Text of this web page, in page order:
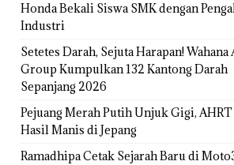
Honda Bekali Siswa SMK dengan
Industri
Setetes Darah, Sejuta Harapan! Wahana
Group Kumpulkan 132 Kantong Darah
Sepanjang 2026
Pejuang Merah Putih Unjuk Gigi,
Hasil Manis di Jepang
Ramadhipa Cetak Sejarah Baru di